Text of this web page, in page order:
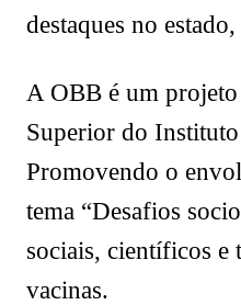
destaques no
A OBB é um
Superior do
Promovendo o
tema “Desafios
sociais, científicos e
vacinas.